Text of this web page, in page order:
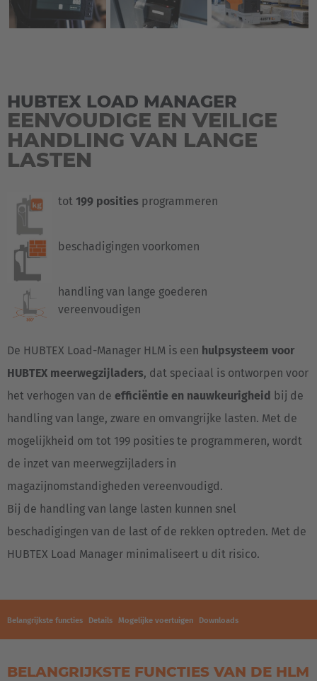
HUBTEX LOAD MANAGER
EENVOUDIGE EN VEILIGE
HANDLING VAN LANGE
LASTEN
tot 199 posities programmeren
beschadigingen voorkomen
handling van lange goederen
vereenvoudigen
De HUBTEX Load-Manager HLM is een hulpsysteem voor
HUBTEX meerwegzijladers, dat speciaal is ontworpen voor
het verhogen van de efficiëntie en nauwkeurigheid bij de
handling van lange, zware en omvangrijke lasten. Met de
mogelijkheid om tot 199 posities te programmeren, wordt
de inzet van meerwegzijladers in
magazijnomstandigheden vereenvoudigd.
Bij de handling van lange lasten kunnen snel
beschadigingen van de last of de rekken optreden. Met de
HUBTEX Load Manager minimaliseert u dit risico.
Belangrijkste functies Details Mogelijke voertuigen Downloads
BELANGRIJKSTE FUNCTIES VAN DE HLM